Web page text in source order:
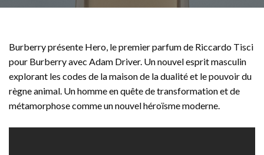
Burberry présente Hero, le premier parfum de Riccardo Tisci
pour Burberry avec Adam Driver. Un nouvel esprit masculin
explorant les codes de la maison de la dualité et le pouvoir du
règne animal. Un homme en quête de transformation et de
métamorphose comme un nouvel héroïsme moderne.